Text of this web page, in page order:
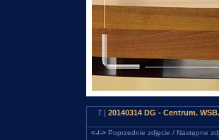
7 | 20140314 DG - Centrum.
<-/->Poprzednie zdjęcie / Następne